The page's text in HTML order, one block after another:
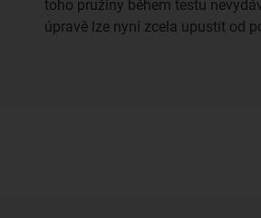
podmínky nepředstavují žádný
neopotřebovávají.